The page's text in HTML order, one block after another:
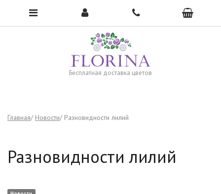
Бесплатная доставка цветов
Чтобы открыть меню, нажмите сюда →
Главная Новости Разновидности лилий
Разновидности лилий